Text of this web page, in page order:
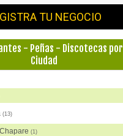
TU NEGOCIO
- Peñas - Discotecas por
Ciudad
(13)
(1)